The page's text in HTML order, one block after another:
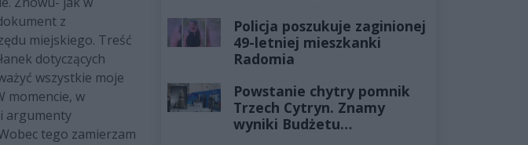
z
miejskiego. Treść
dotyczących
wszystkie moje
momencie, w
argumenty
tego zamierzam
Policja poszukuje zaginionej
49-letniej mieszkanki
Radomia
Powstanie chytry pomnik
Trzech Cytryn. Znamy
wyniki Budżetu